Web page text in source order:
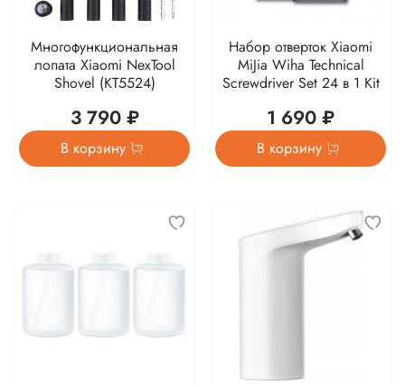
Многофункциональная
лопата Xiaomi NexTool
Shovel (KT5524)
3 790 ₽
В корзину
Набор отверток Xiaomi
MiJia Wiha Technical
Screwdriver Set 24 в 1 Kit
1 690 ₽
В корзину